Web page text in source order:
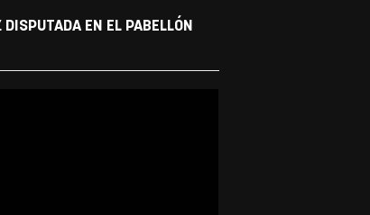
EN EL PABELLÓN